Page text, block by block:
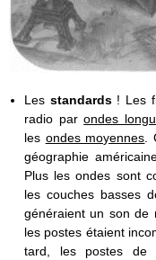
Les standards! Les
radio parondes
les ondes moyennes.
géographie
Plus les ondes sont
les couches basses
généraient un son de
les postes étaient
tard, les postes de